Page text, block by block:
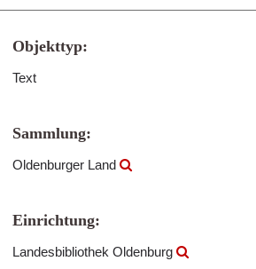
Objekttyp:
Text
Sammlung:
Oldenburger Land
Einrichtung:
Landesbibliothek Oldenburg